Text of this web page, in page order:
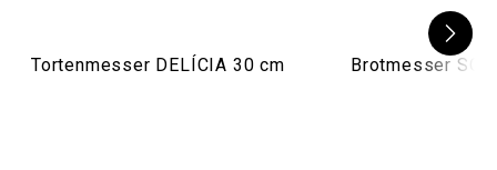
Tortenmesser DELÍCIA 30 cm Brotmesser